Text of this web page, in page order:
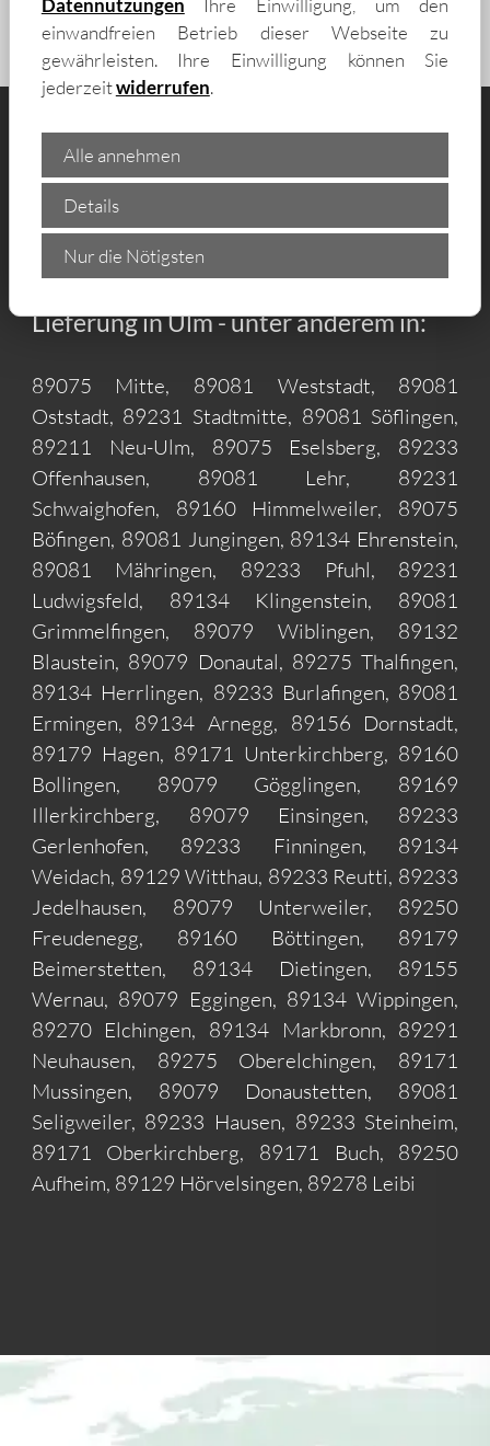
GO ISO - Hersteller & Fachhandel für
Lieferung in Ulm - unter anderem in:
89075 Mitte, 89081 Weststadt, 89081
Oststadt, 89231 Stadtmitte, 89081 Söflingen,
89211 Neu-Ulm, 89075 Eselsberg, 89233
Offenhausen, 89081 Lehr, 89231
Schwaighofen, 89160 Himmelweiler, 89075
Böfingen, 89081 Jungingen, 89134 Ehrenstein,
89081 Mähringen, 89233 Pfuhl, 89231
Ludwigsfeld, 89134 Klingenstein, 89081
Grimmelfingen, 89079 Wiblingen, 89132
Blaustein, 89079 Donautal, 89275 Thalfingen,
89134 Herrlingen, 89233 Burlafingen, 89081
Ermingen, 89134 Arnegg, 89156 Dornstadt,
89179 Hagen, 89171 Unterkirchberg, 89160
Bollingen, 89079 Gögglingen, 89169
Illerkirchberg, 89079 Einsingen, 89233
Gerlenhofen, 89233 Finningen, 89134
Weidach, 89129 Witthau, 89233 Reutti, 89233
Jedelhausen, 89079 Unterweiler, 89250
Freudenegg, 89160 Böttingen, 89179
Beimerstetten, 89134 Dietingen, 89155
Wernau, 89079 Eggingen, 89134 Wippingen,
89270 Elchingen, 89134 Markbronn, 89291
Neuhausen, 89275 Oberelchingen, 89171
Mussingen, 89079 Donaustetten, 89081
Seligweiler, 89233 Hausen, 89233 Steinheim,
89171 Oberkirchberg, 89171 Buch, 89250
Aufheim, 89129 Hörvelsingen, 89278 Leibi
Datennutzungen Ihre Einwilligung, um den
einwandfreien Betrieb dieser Webseite zu
gewährleisten. Ihre Einwilligung können Sie
jederzeitwiderrufen.
Alle annehmen
Details
Nur die Nötigsten